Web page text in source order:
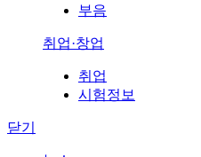
부음
취업·창업
취업
시험정보
닫기